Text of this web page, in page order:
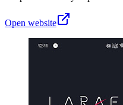
Open website